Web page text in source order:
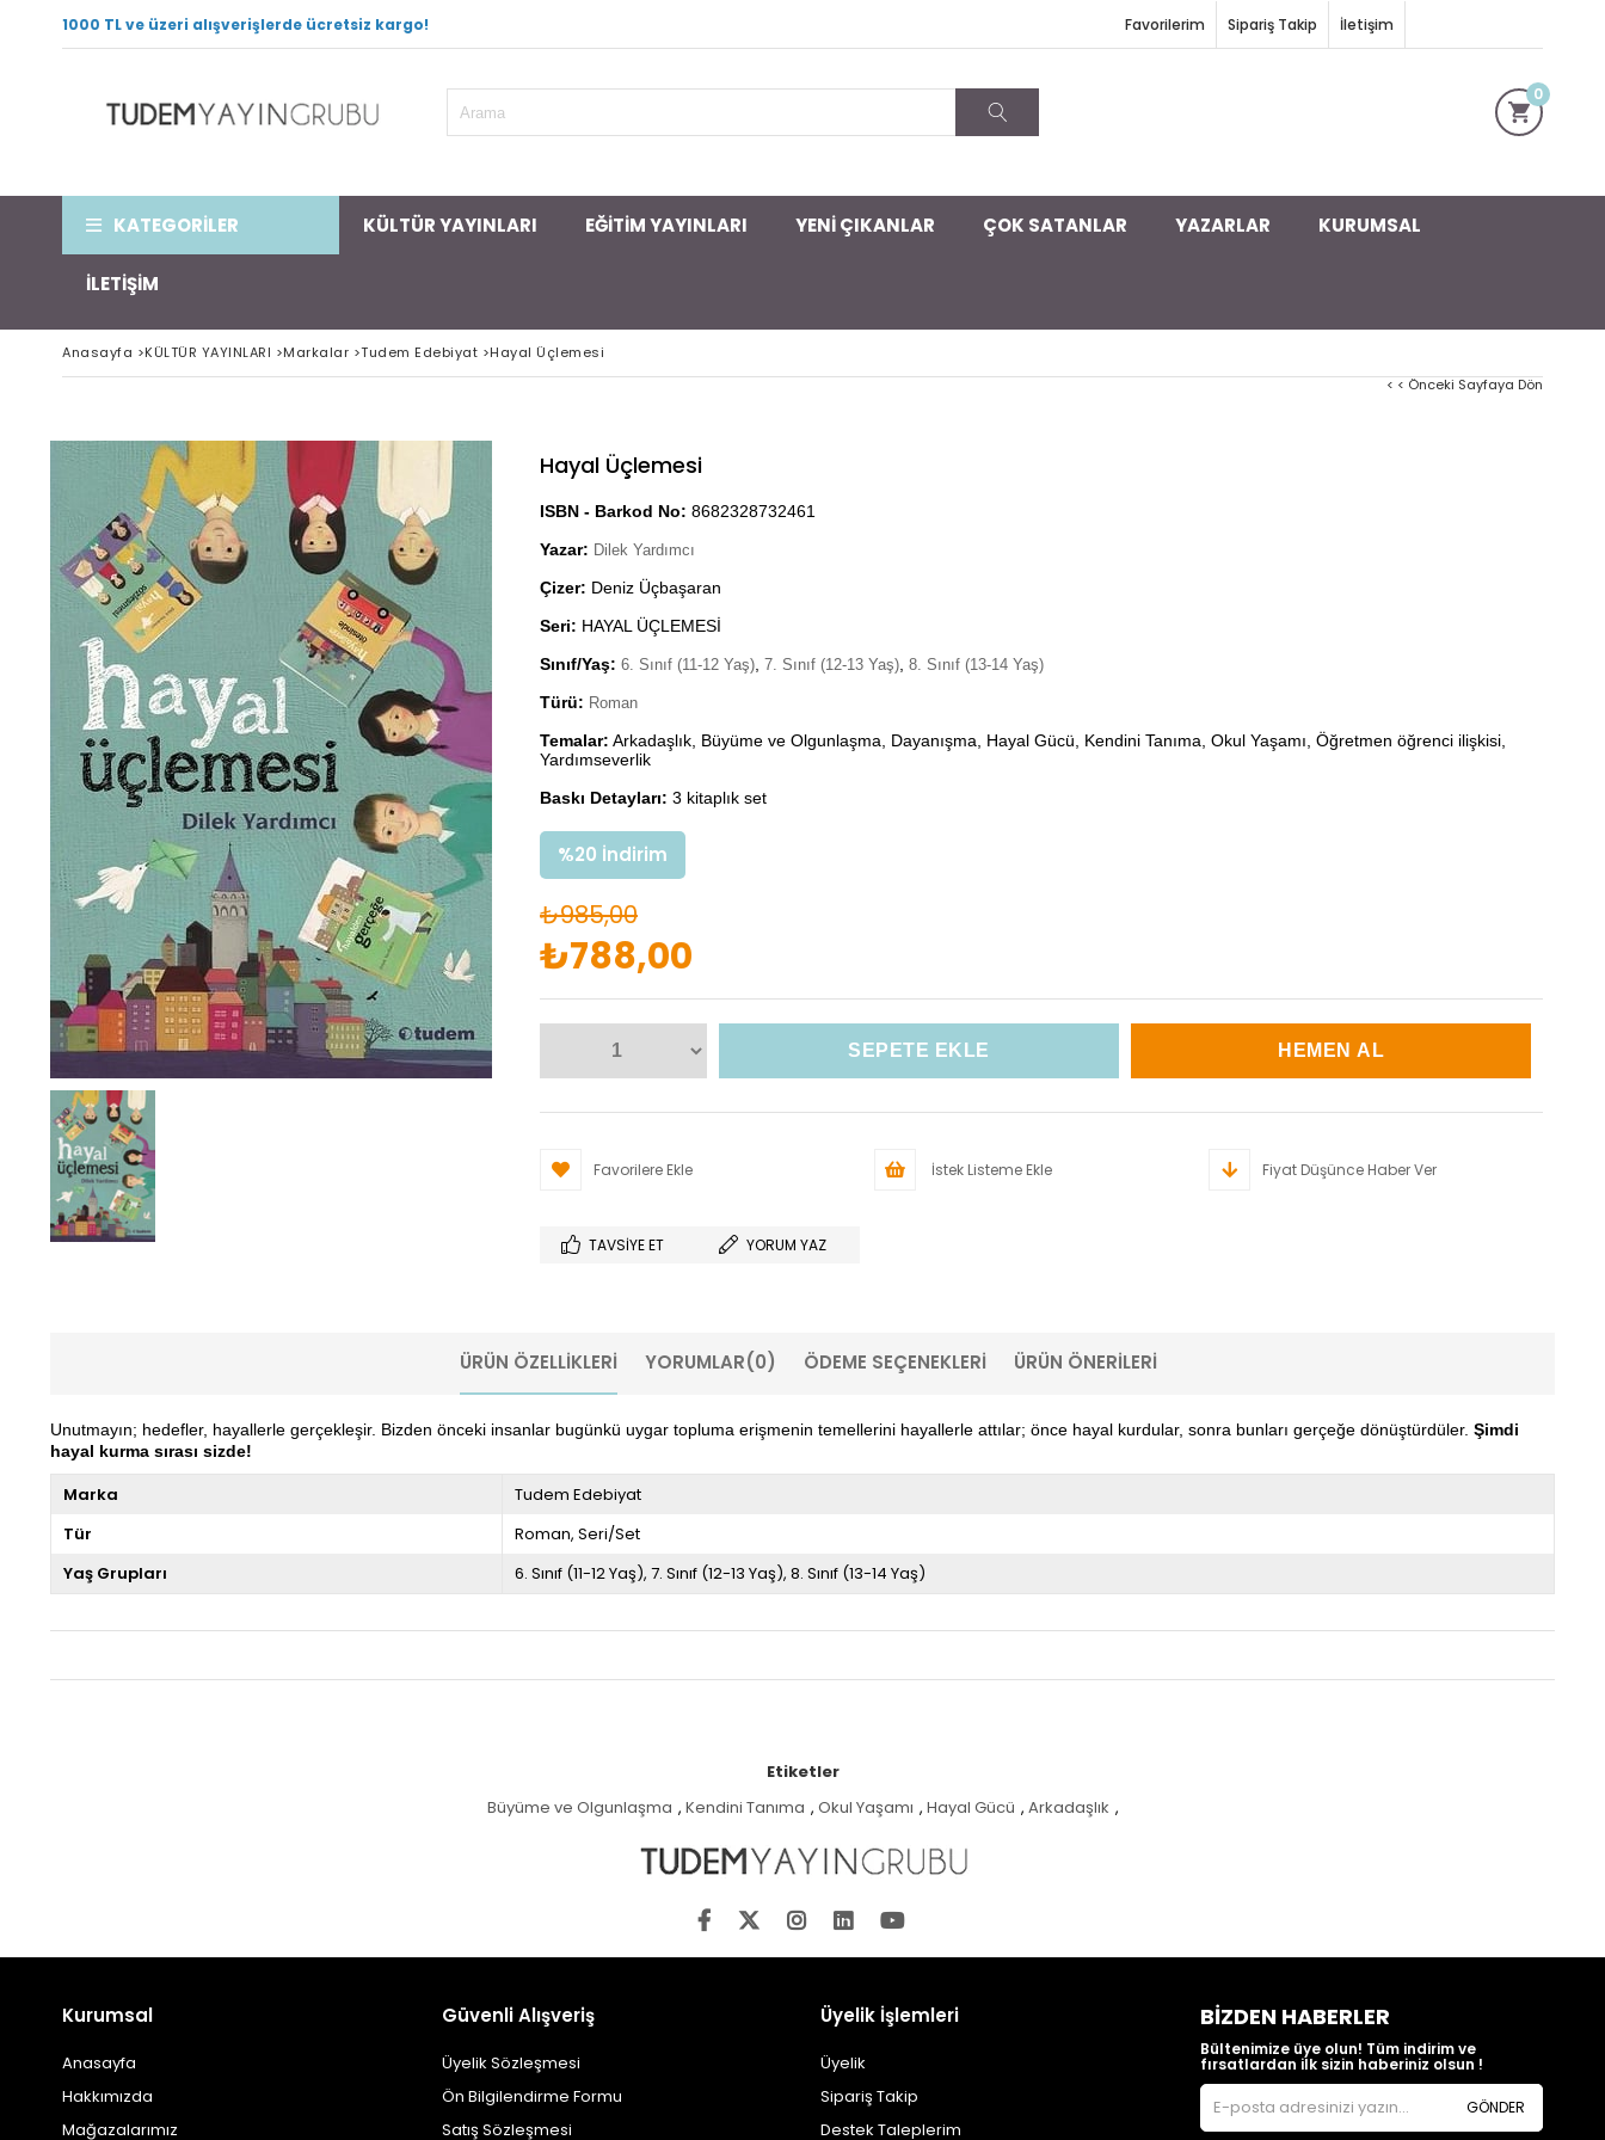
1000 TL ve üzeri alışverişlerde ücretsiz kargo! Sipariş Takip İletişim
Favorilerim
0
KATEGORİLER KÜLTÜR YAYINLARI EĞİTİM YAYINLARI YENİ ÇIKANLAR ÇOK SATANLAR YAZARLAR KURUMSAL
İLETİŞİM
Anasayfa >KÜLTÜR YAYINLARI >Markalar >Tudem Edebiyat >Hayal Üçlemesi
< < Önceki Sayfaya Dön
Hayal Üçlemesi
ISBN - Barkod No: 8682328732461
Yazar: Dilek Yardımcı
Çizer: Deniz Üçbaşaran
Seri: HAYAL ÜÇLEMESİ
Sınıf/Yaş: 6. Sınıf (11-12 Yaş) 7. Sınıf (12-13 Yaş) 8. Sınıf (13-14 Yaş)
Türü: Roman
Temalar: Arkadaşlık, Büyüme ve Olgunlaşma, Dayanışma, Hayal Gücü, Kendini Tanıma, Okul Yaşamı, Öğretmen öğrenci ilişkisi,
Yardımseverlik
Baskı Detayları: 3 kitaplık set
%20 İndirim
₺985,00
₺788,00
Favorilere Ekle İstek Listeme Ekle Fiyat Düşünce Haber Ver
TAVSIYE ET YORUM YAZ
ÜRÜN ÖZELLIKLERI YORUMLAR(0) ÖDEME SEÇENEKLERI ÜRÜN ÖNERILERI
Unutmayın; hedefler, hayallerle gerçekleşir. Bizden önceki insanlar bugünkü uygar topluma erişmenin temellerini hayallerle attılar; önce hayal kurdular, sonra bunları gerçeğe dönüştürdüler. Şimdi
hayal kurma sırası sizde!
Marka
Tudem Edebiyat
Tür
Roman Seri/Set
Yaş Grupları
6. Sınıf (11-12 Yaş) 7. Sınıf (12-13 Yaş) 8. Sınıf (13-14 Yaş)
Etiketler
Büyüme ve Olgunlaşma , Kendini Tanıma , Okul Yaşamı , Hayal Gücü , Arkadaşlık ,
Kurumsal
Anasayfa
Hakkımızda
Mağazalarımız
Güvenli Alışveriş
Üyelik Sözleşmesi
Ön Bilgilendirme Formu
Satış Sözleşmesi
Üyelik İşlemleri
Üyelik
Sipariş Takip
Destek Taleplerim
BIZDEN HABERLER
Bültenimize üye olun! Tüm indirim ve
fırsatlardan ilk sizin haberiniz olsun !
GÖNDER